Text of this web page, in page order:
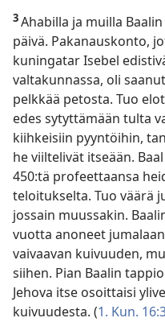
3Ahabilla ja muilla
päivä. Pakanauskonto,
kuningatar Isebel
valtakunnassa, oli
pelkkää petosta. Tuo
edes sytyttämään tulta
kiihkeisiin pyyntöihin,
he viiltelivät itseään.
450:tä profeettaansa
teloitukselta. Tuo väärä
jossain muussakin.
vuotta anoneet
vaivaavan kuivuuden,
siihen. Pian Baalin
Jehova itse osoittaisi
kuivuudesta. (1. Kun.